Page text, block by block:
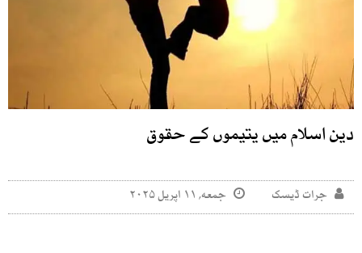
دین اسلام میں یتیموں کے حقوق
جرات ڈیسک جمعه, ۱۱ اپریل ۲۰۲۵